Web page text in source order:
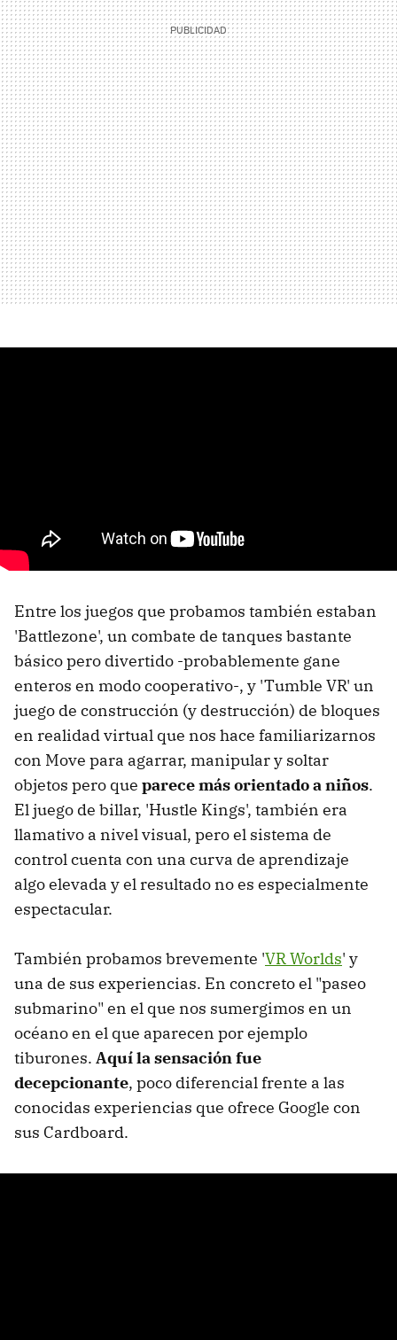
Entre los juegos que probamos también estaban
'Battlezone', un combate de tanques bastante
básico pero divertido -probablemente gane
enteros en modo cooperativo-, y 'Tumble VR' un
juego de construcción (y destrucción) de bloques
en realidad virtual que nos hace familiarizarnos
con Move para agarrar, manipular y soltar
objetos pero que parece más orientado a niños.
El juego de billar, 'Hustle Kings', también era
llamativo a nivel visual, pero el sistema de
control cuenta con una curva de aprendizaje
algo elevada y el resultado no es especialmente
espectacular.
También probamos brevemente 'VR Worlds' y
una de sus experiencias. En concreto el "paseo
submarino" en el que nos sumergimos en un
océano en el que aparecen por ejemplo
tiburones. Aquí la sensación fue
decepcionante, poco diferencial frente a las
conocidas experiencias que ofrece Google con
sus Cardboard.